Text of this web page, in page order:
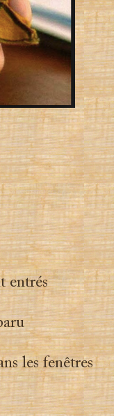
entrés
les fenêtres